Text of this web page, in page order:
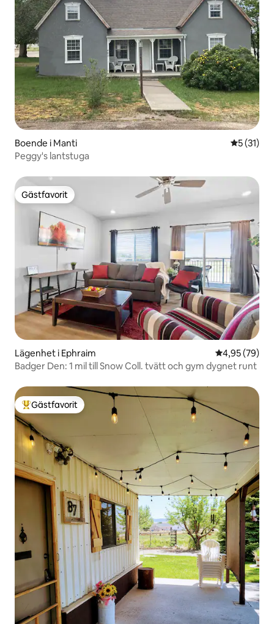
Boende i Manti 5 av 5 i
5 (31)
Peggy's lantstuga
Gästfavorit
Gästfavorit
Lägenhet i Ephraim 4,95 av 5 i
4,95 (79)
Badger Den: 1 mil till Snow Coll. tvätt och gym dygnet runt
Populär gästfavorit
Gästfavorit